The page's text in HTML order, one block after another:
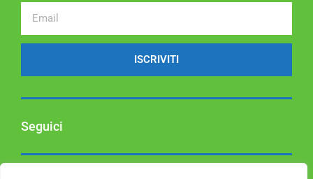
ISCRIVITI
Seguici